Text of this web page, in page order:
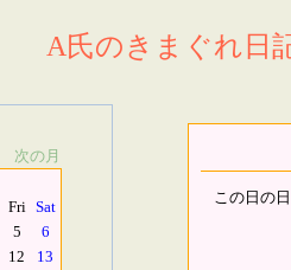
A氏のきまぐれ日
次の月
Fri Sat
5
6
12
13
この日の